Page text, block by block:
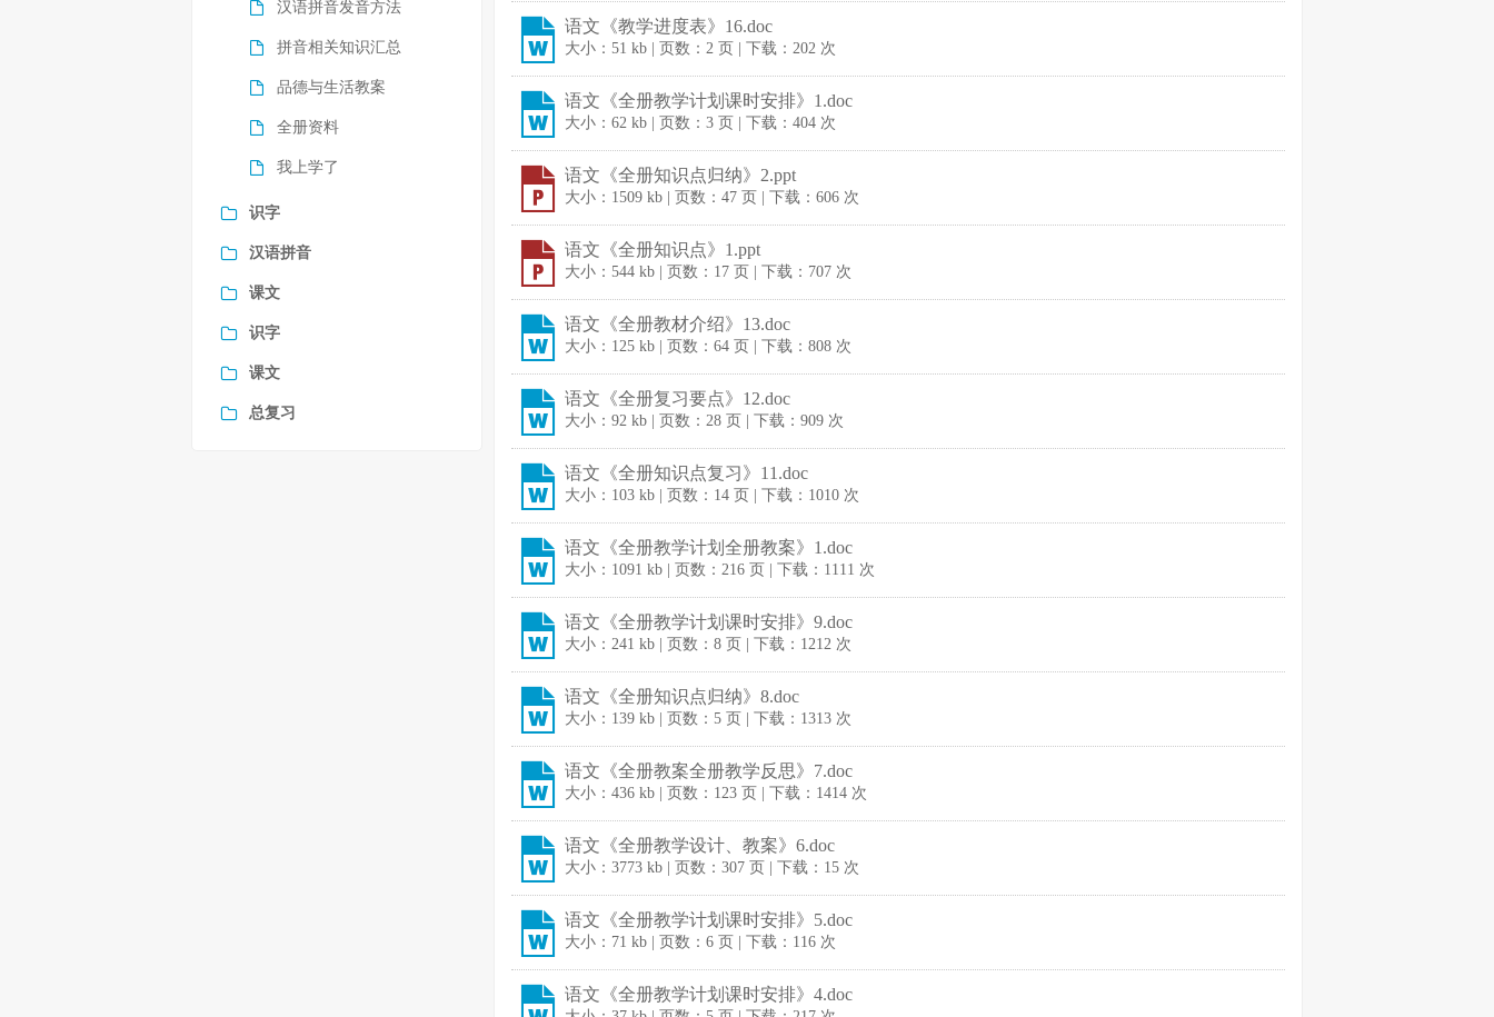
汉语拼音发音方法
拼音相关知识汇总
品德与生活教案
全册资料
我上学了
识字
汉语拼音
课文
识字
课文
总复习
语文《教学进度表》16.doc
大小：51 kb | 页数：2 页 | 下载：202 次
语文《全册教学计划课时安排》1.doc
大小：62 kb | 页数：3 页 | 下载：404 次
语文《全册知识点归纳》2.ppt
大小：1509 kb | 页数：47 页 | 下载：606 次
语文《全册知识点》1.ppt
大小：544 kb | 页数：17 页 | 下载：707 次
语文《全册教材介绍》13.doc
大小：125 kb | 页数：64 页 | 下载：808 次
语文《全册复习要点》12.doc
大小：92 kb | 页数：28 页 | 下载：909 次
语文《全册知识点复习》11.doc
大小：103 kb | 页数：14 页 | 下载：1010 次
语文《全册教学计划全册教案》1.doc
大小：1091 kb | 页数：216 页 | 下载：1111 次
语文《全册教学计划课时安排》9.doc
大小：241 kb | 页数：8 页 | 下载：1212 次
语文《全册知识点归纳》8.doc
大小：139 kb | 页数：5 页 | 下载：1313 次
语文《全册教案全册教学反思》7.doc
大小：436 kb | 页数：123 页 | 下载：1414 次
语文《全册教学设计、教案》6.doc
大小：3773 kb | 页数：307 页 | 下载：15 次
语文《全册教学计划课时安排》5.doc
大小：71 kb | 页数：6 页 | 下载：116 次
语文《全册教学计划课时安排》4.doc